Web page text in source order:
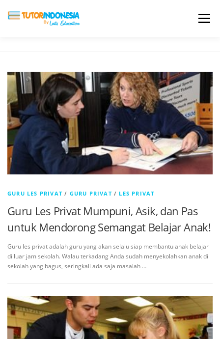
Menu
BIAYA LES TESTIMONI PROFIL ALUMNI
BLOG DAFTAR SEKOLAH
GURU LES PRIVAT / GURU PRIVAT/ LES PRIVAT
Guru Les Privat Mumpuni, Asik, dan Pas
untuk Mendorong Semangat Belajar Anak!
Guru les privat adalah guru yang akan selalu siap membantu anak belajar
di luar jam sekolah. Walau terkadang Anda sudah menyekolahkan anak di
sekolah yang bagus, seringkali ada saja masalah …